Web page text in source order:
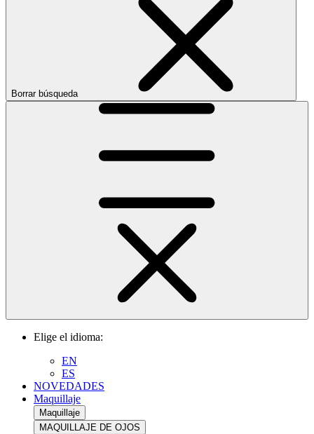
Borrar búsqueda
Elige el idioma:
EN
ES
NOVEDADES
Maquillaje
Maquillaje
MAQUILLAJE DE OJOS